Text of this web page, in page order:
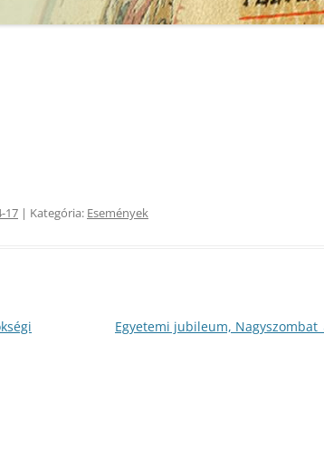
17 | Kategória: Események
Egyetemi jubileum, Nagyszombat